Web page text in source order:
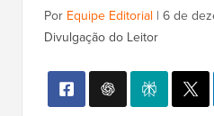
Por Equipe Editorial | 6 de
Divulgação do Leitor